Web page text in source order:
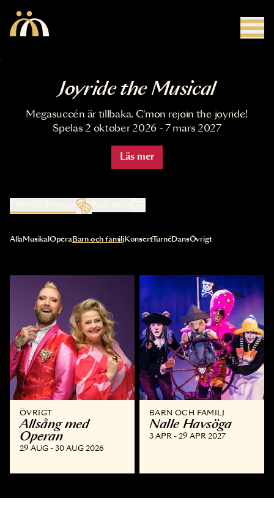
Joyride the Musical
Megasuccén är tillbaka. C'mon rejoin the joyride!
Spelas 2 oktober 2026 - 7 mars 2027
Läs mer
Kalender
Val av kategori uppdaterar innehållet automatiskt
AllaMusikal OperaBarn och familjKonsertTurnéDansÖvrigt
ÖVRIGT
Allsång med
Operan
29 AUG - 30 AUG 2026
BARN OCH FAMILJ
Nalle Havsöga
3 APR - 29 APR 2027